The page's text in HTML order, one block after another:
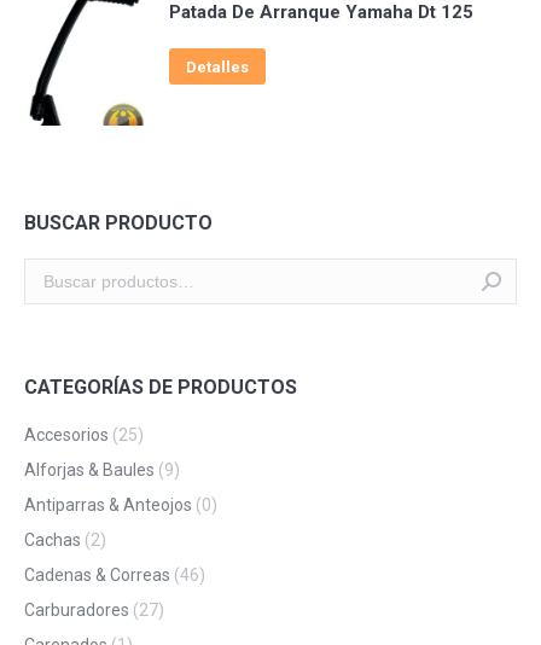
Patada De Arranque Yamaha Dt 125
Detalles
BUSCAR PRODUCTO
CATEGORÍAS DE PRODUCTOS
Accesorios (25)
Alforjas & Baules (9)
Antiparras & Anteojos (0)
Cachas (2)
Cadenas & Correas (46)
Carburadores (27)